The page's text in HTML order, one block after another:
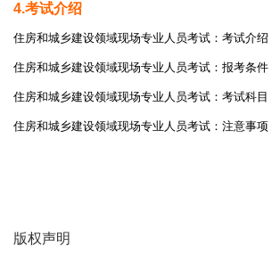
4.考试介绍
住房和城乡建设领域现场专业人员考试：考试介绍
住房和城乡建设领域现场专业人员考试：报考条件
住房和城乡建设领域现场专业人员考试：考试科目
住房和城乡建设领域现场专业人员考试：注意事项
版权声明